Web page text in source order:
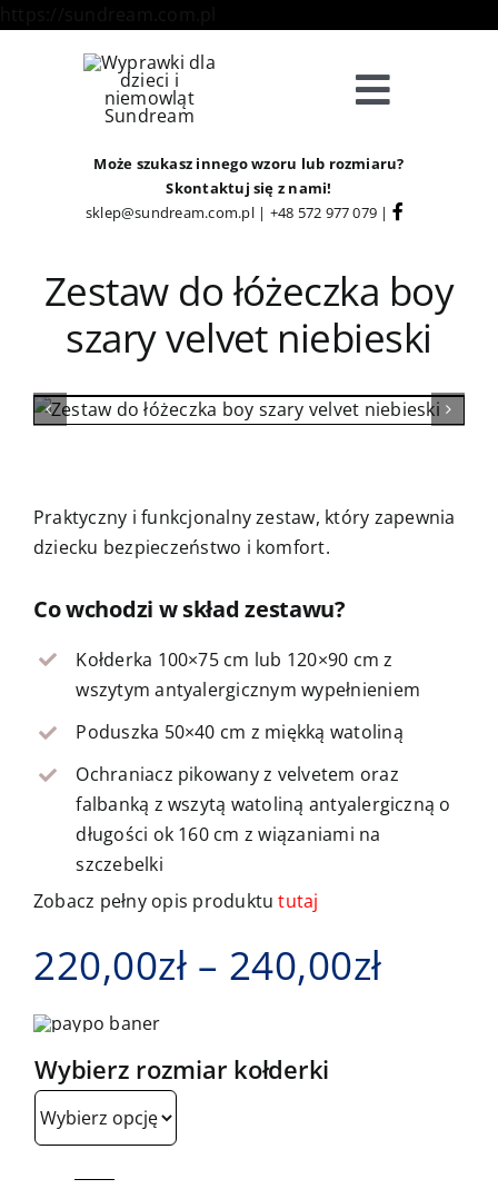
Toggle
Sklep
Strefa Klienta
Kontakt
Może szukasz innego wzoru lub rozmiaru?
Skontaktuj się z nami!
sklep@sundream.com.pl| +48 572 977 079 |
Zestaw do łóżeczka boy
szary velvet niebieski
Praktyczny i funkcjonalny zestaw, który zapewnia
dziecku bezpieczeństwo i komfort.
Co wchodzi w skład zestawu?
Kołderka 100×75 cm lub 120×90 cm z
wszytym antyalergicznym wypełnieniem
Poduszka 50×40 cm z miękką watoliną
Ochraniacz pikowany z velvetem oraz
falbanką z wszytą watoliną antyalergiczną o
długości ok 160 cm z wiązaniami na
szczebelki
Zobacz pełny opis produktututaj
220,00zł – 240,00zł
Wybierz rozmiar kołderki